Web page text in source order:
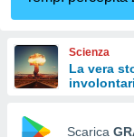
Web
le
Scienza
La vera
Scarica